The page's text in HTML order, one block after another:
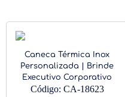
Caneca Térmica Inox
Personalizada | Brinde
Executivo Corporativo
Código: CA-18623